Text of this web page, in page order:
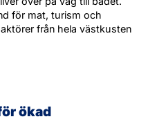
för mat, turism och
från hela västkusten
ökad